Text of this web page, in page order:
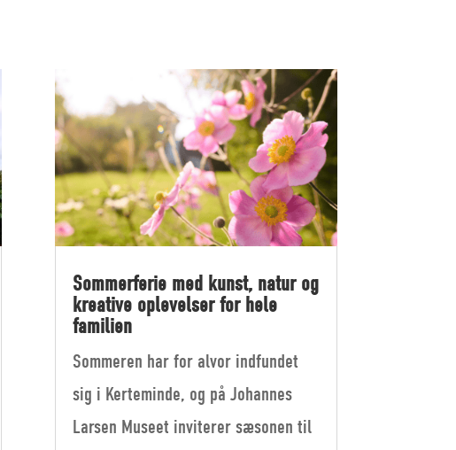
Sommerferie med kunst, natur og
kreative oplevelser for hele
familien
Sommeren har for alvor indfundet
sig i Kerteminde, og på Johannes
Larsen Museet inviterer sæsonen til